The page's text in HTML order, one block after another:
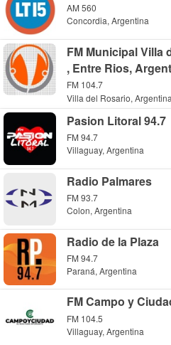
AM 560
Concordia, Argentina
FM Municipal Villa
, Entre Rios,
FM 104.7
Villa del Rosario, Argentina
Pasion Litoral 94.7
FM 94.7
Villaguay, Argentina
Radio Palmares
FM 93.7
Colon, Argentina
Radio de la Plaza
FM 94.7
Paraná, Argentina
FM Campo y
FM 104.5
Villaguay, Argentina